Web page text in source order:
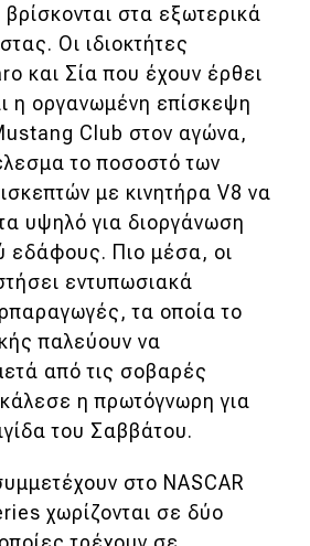
στα εξωτερικά
Οι ιδιοκτήτες
και Σία που έχουν έρθει
η οργανωμένη επίσκεψη
Club στον αγώνα,
το ποσοστό των
με κινητήρα V8 να
υψηλό για διοργάνωση
εδάφους. Πιο μέσα, οι
εντυπωσιακά
τα οποία το
παλεύουν να
από τις σοβαρές
η πρωτόγνωρη για
του Σαββάτου.
στο NASCAR
χωρίζονται σε δύο